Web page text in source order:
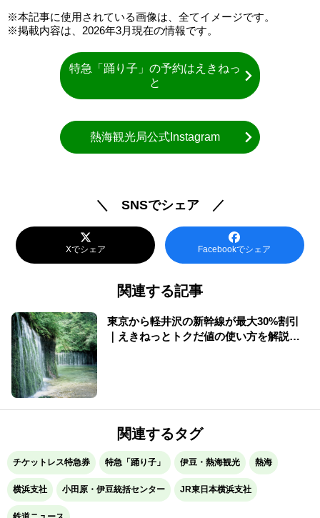
※本記事に使用されている画像は、全てイメージです。
※掲載内容は、2026年3月現在の情報です。
特急「踊り子」の予約はえきねっ
と
熱海観光局公式Instagram
＼ SNSでシェア ／
Xでシェア Facebookでシェア
関連する記事
東京から軽井沢の新幹線が最大30%割引
｜えきねっとトクだ値の使い方を解説
関連するタグ
チケットレス特急券 特急「踊り子」 伊豆・熱海観光 熱海
横浜支社 小田原・伊豆統括センター JR東日本横浜支社